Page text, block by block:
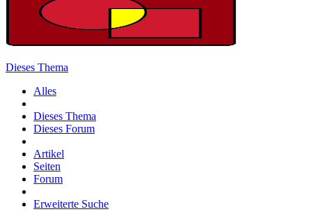
Dieses Thema
Alles
Dieses Thema
Dieses Forum
Artikel
Seiten
Forum
Erweiterte Suche